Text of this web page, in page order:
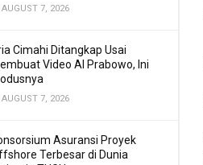
AUGUST 7, 2026
Cimahi Ditangkap Usai
Video AI Prabowo, Ini
AUGUST 7, 2026
Asuransi Proyek
Terbesar di Dunia